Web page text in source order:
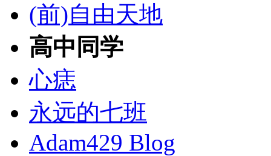
(前)自由天地
高中同学
心痣
永远的七班
Adam429 Blog